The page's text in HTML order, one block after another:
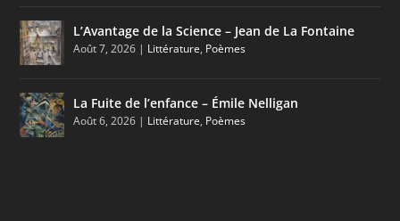
L’Avantage de la Science – Jean de La Fontaine
Août 7, 2026 | Littérature, Poèmes
La Fuite de l’enfance – Émile Nelligan
Août 6, 2026 | Littérature, Poèmes